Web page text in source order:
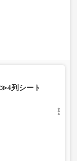
列シート